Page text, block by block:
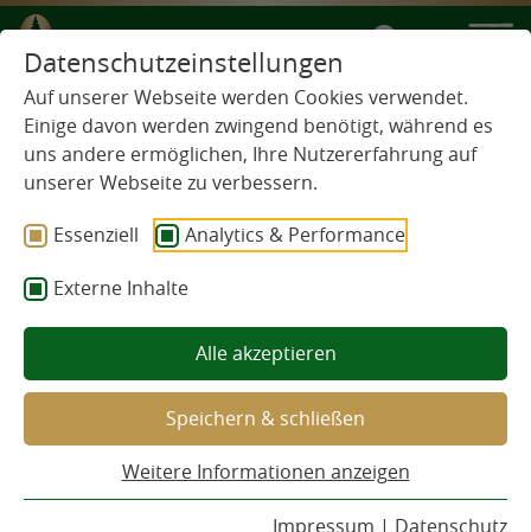
Datenschutzeinstellungen
Auf unserer Webseite werden Cookies verwendet.
Einige davon werden zwingend benötigt, während es
uns andere ermöglichen, Ihre Nutzererfahrung auf
unserer Webseite zu verbessern.
Essenziell
Analytics & Performance
Externe Inhalte
Alle akzeptieren
Speichern & schließen
Weitere Informationen anzeigen
Impressum | Datenschutz
PRESSE
27.03.2026
Eine Familie. Drei
Biere. Eine
Geschichte.
Mit Klein Fritzle bringt die Privatbrauerei
Waldhaus eine neue Produktlinie auf den Markt
– und setzt damit bewusst ein Zeichen gegen
Beliebigkeit.…